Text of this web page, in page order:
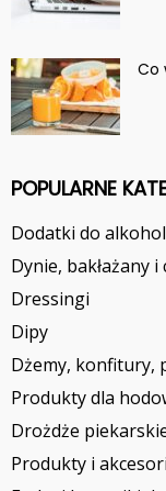
Co
POPULARNE
Dodatki do
Dynie, bakłażany i
Dressingi
Dipy
Dżemy, konfitury,
Produkty dla
Drożdże
Produkty i